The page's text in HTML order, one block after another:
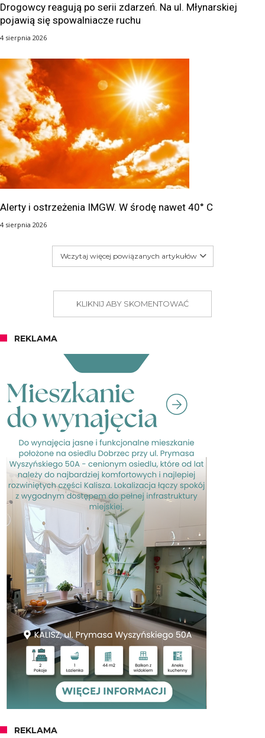
Drogowcy reagują po serii zdarzeń. Na ul. Młynarskiej
pojawią się spowalniacze ruchu
4 sierpnia 2026
Alerty i ostrzeżenia IMGW. W środę nawet 40° C
4 sierpnia 2026
Wczytaj więcej powiązanych artykułów
KLIKNIJ ABY SKOMENTOWAĆ
REKLAMA
REKLAMA